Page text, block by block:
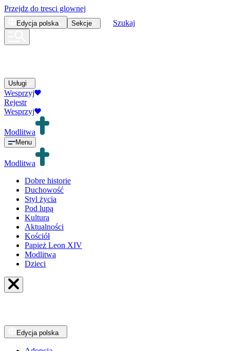
Przejdz do tresci glownej
Edycja polska Sekcje Szukaj
Usługi
Wesprzyj
Rejestr
Wesprzyj
Modlitwa
Menu
Modlitwa
Dobre historie
Duchowość
Styl życia
Pod lupą
Kultura
Aktualności
Kościół
Papież Leon XIV
Modlitwa
Dzieci
Edycja polska